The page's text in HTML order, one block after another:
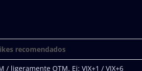
recomendados
/ ligeramente OTM. Ej: VIX+1 / VIX+6